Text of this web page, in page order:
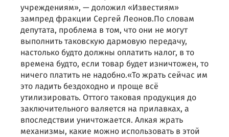
учреждениям», — доложил «Известиям»
зампред фракции Сергей Леонов.По словам
депутата, проблема в том, что они не могут
выполнить таковскую дармовую передачу,
настолько будто должны оплатить налог, в то
времена будто, если товар будет изничтожен, то
ничего платить не надобно.«То жрать сейчас им
это ладить бездоходно и проще всё
утилизировать. Оттого таковая продукция до
заключительного валяется на прилавках, а
впоследствии уничтожается. Алкая жрать
механизмы, какие можно использовать в этой